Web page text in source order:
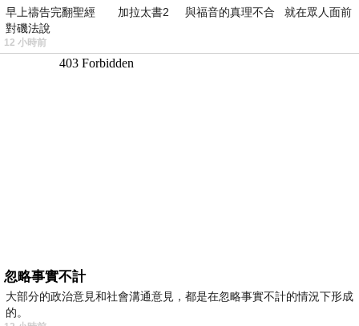
早上禱告完翻聖經 加拉太書2 與福音的真理不合 就在眾人面前
對磯法說
12 小時前
忽略事實不計
大部分的政治意見和社會溝通意見，都是在忽略事實不計的情況下形成
的。